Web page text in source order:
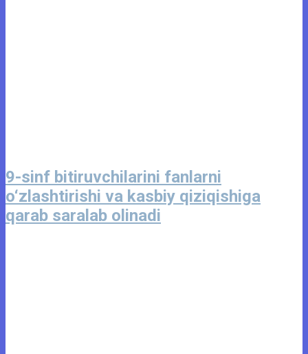
9-sinf bitiruvchilarini fanlarni
o‘zlashtirishi va kasbiy qiziqishiga
qarab saralab olinadi